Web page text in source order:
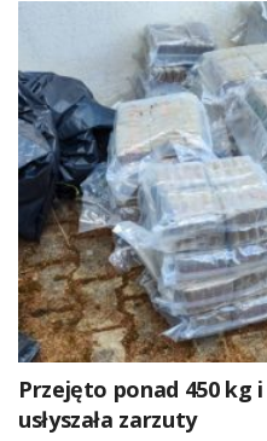
Przejęto ponad 450 kg
usłyszała zarzuty